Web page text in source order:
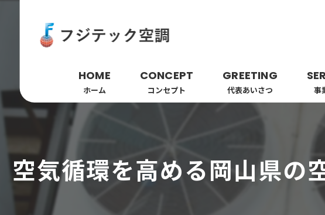
HOME
ホーム
CONCEPT
コンセプト
GREETING
代表あいさつ 事
空気循環を高める岡山県の